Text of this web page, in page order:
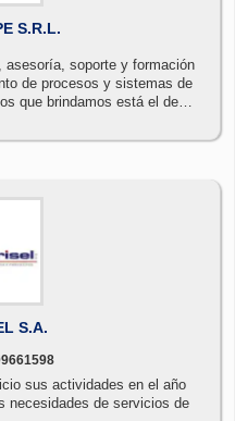
S.R.L.
soporte y formación
de procesos y sistemas de
que brindamos está el de
exclusivamente dedicados a
S.A.
sus actividades en el año
necesidades de servicios de